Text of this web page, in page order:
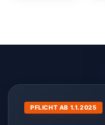
PFLICHT AB 1.1.2025